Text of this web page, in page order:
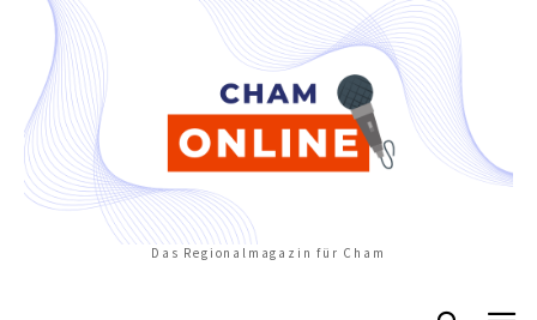
Das Regionalmagazin für Cham